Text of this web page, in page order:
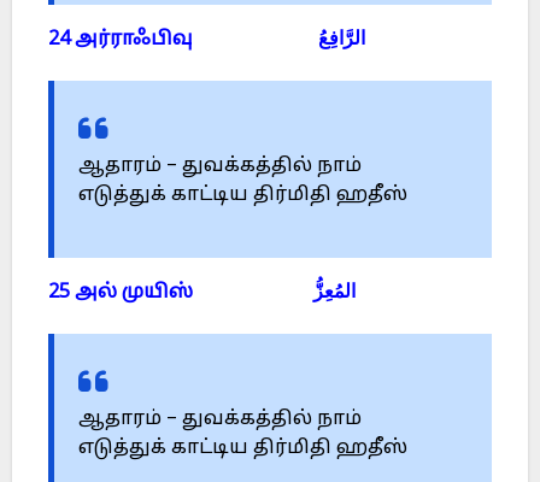
24 அர்ராஃபிவு الرَّافِعُ
ஆதாரம் – துவக்கத்தில் நாம்
எடுத்துக் காட்டிய திர்மிதி ஹதீஸ்
25 அல் முயிஸ் المُعِزُّ
ஆதாரம் – துவக்கத்தில் நாம்
எடுத்துக் காட்டிய திர்மிதி ஹதீஸ்